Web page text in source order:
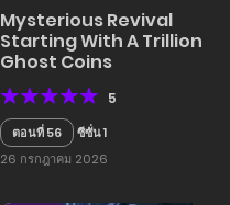
Mysterious Revival
Starting With A Trillion
Ghost Coins
5
ตอนที่ 56
ซีซั่น 1
26 กรกฎาคม 2026